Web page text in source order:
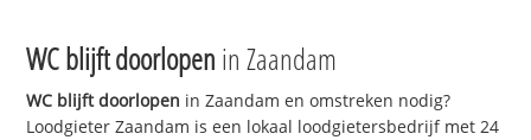
WC blijft doorlopen in Zaandam
WC blijft doorlopen in Zaandam en omstreken nodig?
Loodgieter Zaandam is een lokaal loodgietersbedrijf met 24